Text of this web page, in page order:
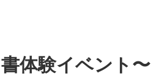
体験イベント〜